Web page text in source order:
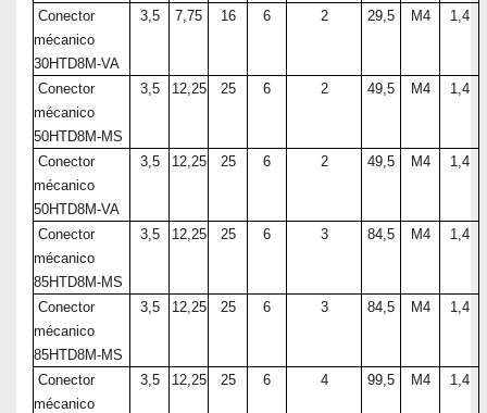
Conector
mécanico
30HTD8M-VA
3,5 7,75 16 6 2 29,5 M4 1,4
Conector
mécanico
50HTD8M-MS
3,5 12,25 25 6 2 49,5 M4 1,4
Conector
mécanico
50HTD8M-VA
3,5 12,25 25 6 2 49,5 M4 1,4
Conector
mécanico
85HTD8M-MS
3,5 12,25 25 6 3 84,5 M4 1,4
Conector
mécanico
85HTD8M-MS
3,5 12,25 25 6 3 84,5 M4 1,4
Conector
mécanico
3,5 12,25 25 6 4 99,5 M4 1,4